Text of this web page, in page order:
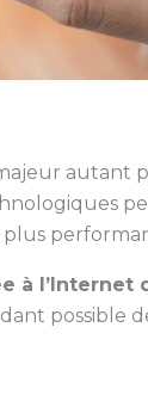
autant
plus
à l’Internet
possible